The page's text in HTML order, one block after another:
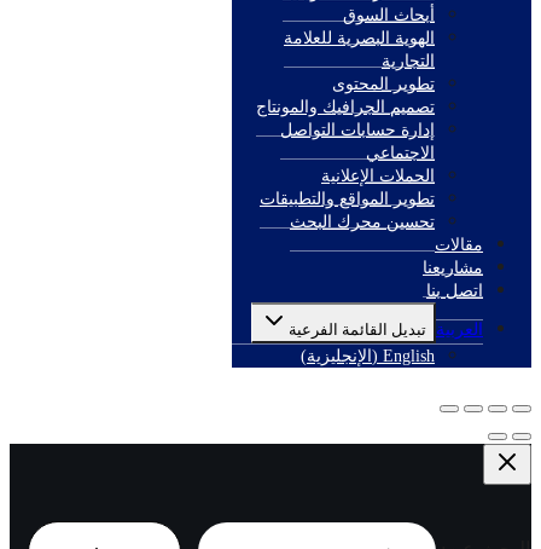
أبحاث السوق
الهوية البصرية للعلامة
التجارية
تطوير المحتوى
تصميم الجرافيك والمونتاج
إدارة حسابات التواصل
الاجتماعي
الحملات الإعلانية
تطوير المواقع والتطبيقات
تحسين محرك البحث
مقالات
مشاريعنا
اتصل بنا
العربية تبديل القائمة الفرعية
English
(الإنجليزية)